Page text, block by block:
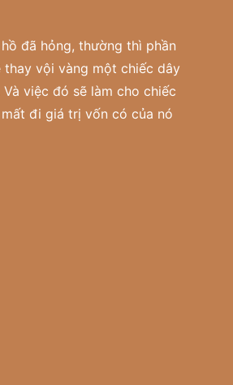
đã hỏng, thường thì phần
thay vội vàng một chiếc dây
việc đó sẽ làm cho chiếc
đi giá trị vốn có của nó